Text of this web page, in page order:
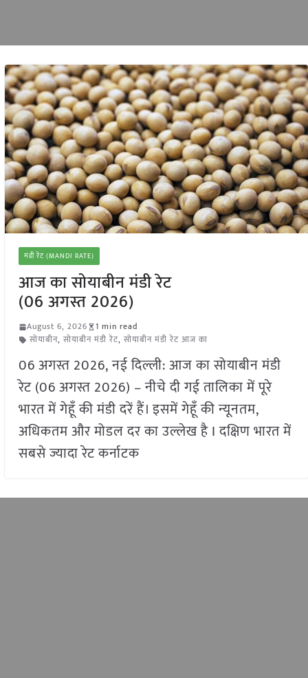
मंडी रेट (MANDI RATE)
आज का सोयाबीन मंडी रेट
(06 अगस्त 2026)
August 6, 2026
1 min read
सोयाबीन, सोयाबीन मंडी रेट, सोयाबीन मंडी रेट आज का
06 अगस्त 2026, नई दिल्ली: आज का सोयाबीन मंडी
रेट (06 अगस्त 2026) – नीचे दी गई तालिका में पूरे
भारत में गेहूँ की मंडी दरें हैं। इसमें गेहूँ की न्यूनतम,
अधिकतम और मोडल दर का उल्लेख है I दक्षिण भारत में
सबसे ज्यादा रेट कर्नाटक